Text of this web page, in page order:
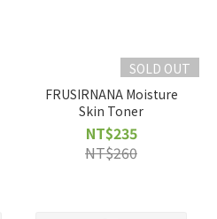
SOLD OUT
FRUSIRNANA Moisture
Skin Toner
NT$235
NT$260